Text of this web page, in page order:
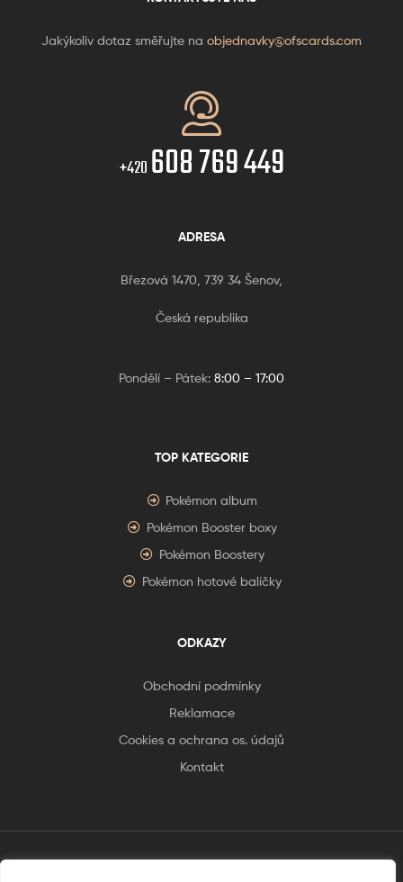
Jakýkoliv dotaz směřujte na objednavky@ofscards.com
+420 608 769 449
ADRESA
Březová 1470, 739 34 Šenov,
Česká republika
Pondělí – Pátek: 8:00 – 17:00
TOP KATEGORIE
Pokémon album
Pokémon Booster boxy
Pokémon Boostery
Pokémon hotové balíčky
ODKAZY
Obchodní podmínky
Reklamace
Cookies a ochrana os. údajů
Kontakt